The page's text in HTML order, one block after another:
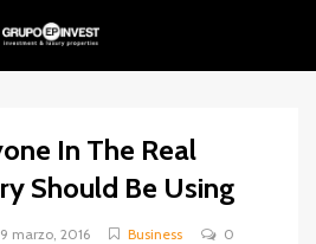
In The Real
Should Be Using
9 marzo, 2016 Business 0